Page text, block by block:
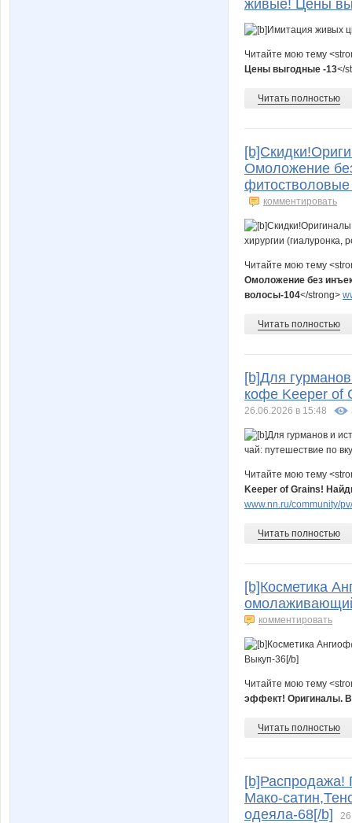
живые! Цены
Читайте мою тему
Цены выгодные -13</
Читать полностью
Омоложение
комментировать
Читайте мою тему
Омоложение без
волосы-104</strong>
Читать полностью
[b]Для
кофе Keeper of
26.06.2026 в 15:48
Читайте мою тему
Keeper of Grains!
www.nn.ru/community/
Читать полностью
[b]Косметика
комментировать
Читайте мою тему
эффект! Оригиналы.
Читать полностью
[b]Распродажа!
Мако-
одеяла-68[/b]